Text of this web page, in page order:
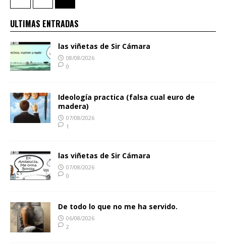
ULTIMAS ENTRADAS
las viñetas de Sir Cámara
08/08/2026
0
Ideología practica (falsa cual euro de
madera)
07/08/2026
1
las viñetas de Sir Cámara
07/08/2026
0
De todo lo que no me ha servido.
06/08/2026
2